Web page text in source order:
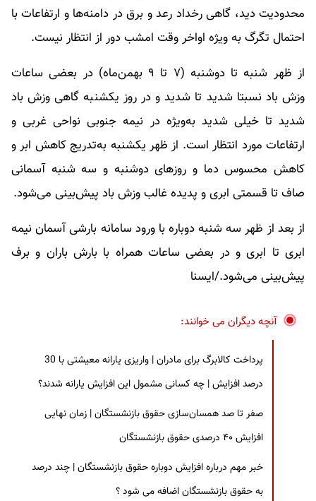
محدودیت دید، گاهی رخداد رعد و برق در دامنه‌ها و ارتفاعات با
احتمال تگرگ به ویژه اواخر وقت امشب دور از انتظار نیست.
از ظهر شنبه تا دوشنبه (۷ تا ۹ بهمن‌ماه) در بعضی ساعات
وزش باد نسبتا شدید تا شدید و در روز یکشنبه گاهی وزش باد
شدید تا خیلی شدید به‌ویژه در نیمه جنوبی نواحی غربی و
ارتفاعات مورد انتظار است. از ظهر یکشنبه به‌تدریج کاهش ابر و
کاهش محسوس دما و روزهای دوشنبه و سه شنبه آسمانی
صاف تا قسمتی ابری و پدیده غالب وزش باد پیش‌بینی می‌شود.
از بعد از ظهر سه شنبه دوباره با ورود سامانه بارشی آسمان نیمه
ابری تا ابری و در بعضی ساعات همراه با بارش باران و برف
پیش‌بینی می‌شود./ایسنا
آنچه دیگران می خوانند:
پرداخت کالابرگ برای مادران | واریزی یارانه معیشتی با 30
درصد افزایش | چه کسانی مشمول این افزایش یارانه شدند؟
صفر تا صد همسان‌سازی حقوق بازنشستگان | زمان نهایی
افزایش ۴۰ درصدی حقوق بازنشستگان
خبر مهم درباره افزایش دوباره حقوق بازنشستگان | چند درصد
به حقوق بازنشستگان اضافه می شود ؟